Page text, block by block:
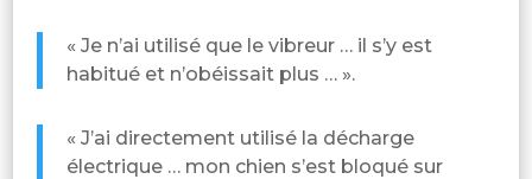
« Je n’ai utilisé que le vibreur … il s’y est
habitué et n’obéissait plus … ».
« J’ai directement utilisé la décharge
électrique … mon chien s’est bloqué sur